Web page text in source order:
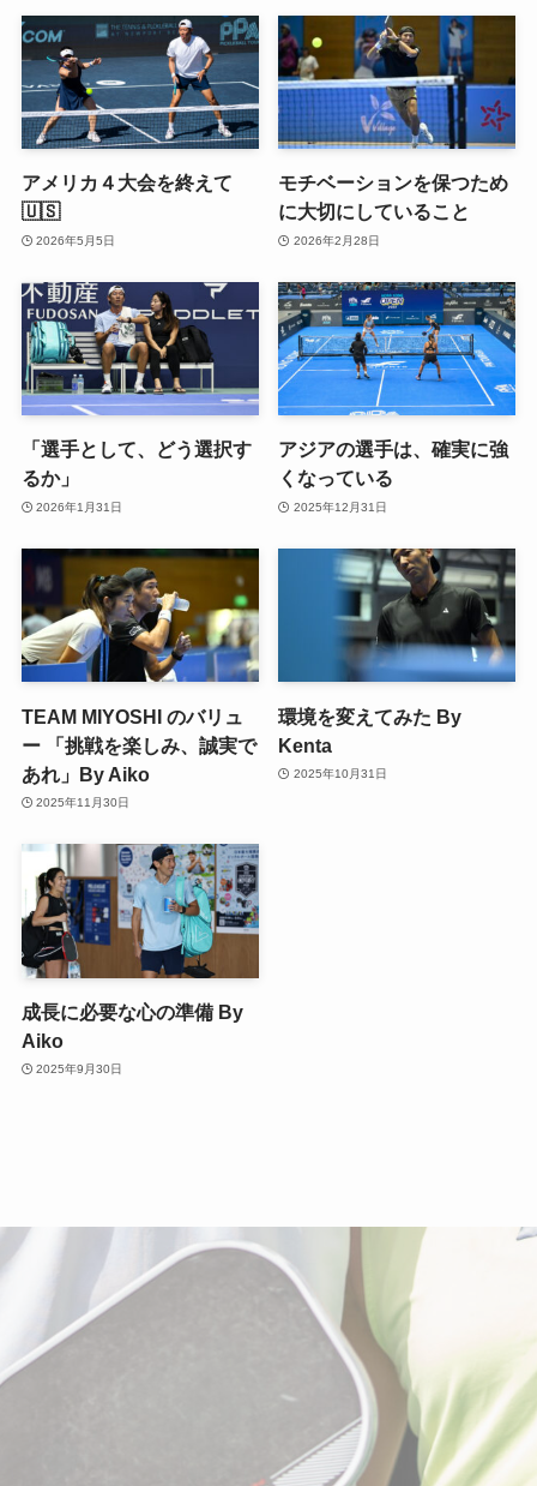
アメリカ４大会を終えて
🇺🇸
2026年5月5日
モチベーションを保つため
に大切にしていること
2026年2月28日
「選手として、どう選択す
るか」
2026年1月31日
アジアの選手は、確実に強
くなっている
2025年12月31日
TEAM MIYOSHI のバリュ
ー 「挑戦を楽しみ、誠実で
あれ」By Aiko
2025年11月30日
環境を変えてみた By
Kenta
2025年10月31日
成長に必要な心の準備 By
Aiko
2025年9月30日